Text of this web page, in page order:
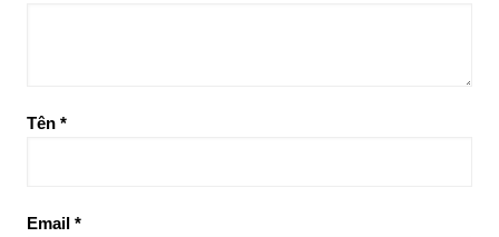
Tên *
Email *